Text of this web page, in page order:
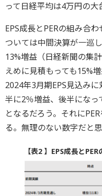
って日経平均は4万円の大
EPS成長とPERの組み合
ついては中間決算が一巡
13%増益（日経新聞の集
えめに見積もっても15%
2024年3月期EPS見込み
半に2％増益、後半にな
となるだろう。それに
る。無理のない数字だと思
【表2 】EPS成長と